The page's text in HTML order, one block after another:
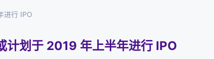
进行 IPO
计划于 2019 年上半年进行 IPO